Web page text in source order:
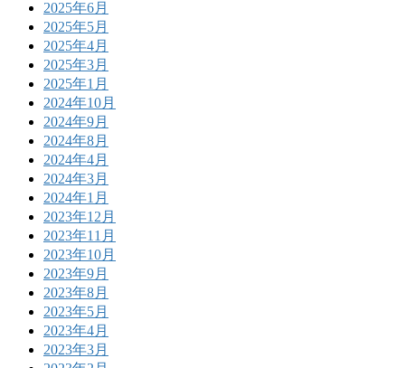
2025年6月
2025年5月
2025年4月
2025年3月
2025年1月
2024年10月
2024年9月
2024年8月
2024年4月
2024年3月
2024年1月
2023年12月
2023年11月
2023年10月
2023年9月
2023年8月
2023年5月
2023年4月
2023年3月